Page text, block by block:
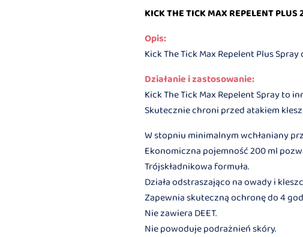
KICK THE TICK MAX REPELENT
Opis:
Kick The Tick Max Repelent Plus
Działanie i zastosowanie:
Kick The Tick Max Repelent Spray to
Skutecznie chroni przed atakiem
W stopniu minimalnym wchłaniany
Ekonomiczna pojemność 200 ml
Trójskładnikowa formuła.
Działa odstraszająco na owady i
Zapewnia skuteczną ochronę do 4
Nie zawiera DEET.
Nie powoduje podrażnień skóry.